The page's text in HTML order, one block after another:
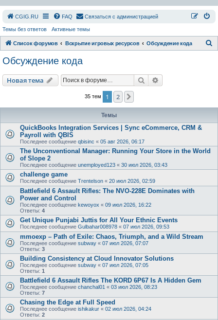
СGIG.RU FAQ Связаться с администрацией
Темы без ответов Активные темы
Список форумов Вскрытие игровых ресурсов Обсуждение кода
Обсуждение кода
Новая тема Поиск
35 тем 1 2
Темы
QuickBooks Integration Services | Sync eCommerce, CRM &
Payroll with QBIS
Последнее сообщение qbisinc « 05 авг 2026, 06:17
The Unconventional Manager: Running Your Store in the World
of Slope 2
Последнее сообщение unemployed123 « 30 июл 2026, 03:43
challenge game
Последнее сообщение Trentelson « 20 июл 2026, 02:59
Battlefield 6 Assault Rifles: The NVO-228E Dominates with
Power and Control
Последнее сообщение kewoyox « 09 июл 2026, 16:22
Ответы: 4
Get Unique Punjabi Juttis for All Your Ethnic Events
Последнее сообщение Gulbahar008978 « 07 июл 2026, 09:53
mmoexp – Path of Exile: Chaos, Triumph, and a Wild Stream
Последнее сообщение subway « 07 июл 2026, 07:07
Ответы: 3
Building Consistency at Cloud Innovator Solutions
Последнее сообщение subway « 07 июл 2026, 07:05
Ответы: 1
Battlefield 6 Assault Rifles The KORD 6P67 Is A Hidden Gem
Последнее сообщение chanchal01 « 03 июл 2026, 08:23
Ответы: 7
Chasing the Edge at Full Speed
Последнее сообщение ishikakur « 02 июл 2026, 04:24
Ответы: 2